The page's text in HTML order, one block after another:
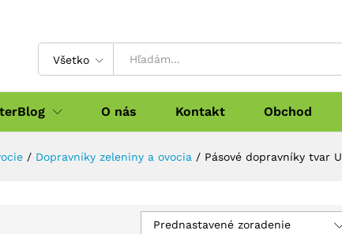
Všetko
O nás Kontakt Obchod
/ Dopravníky zeleniny a ovocia / Pásové dopravníky tvar U
Prednastavené zoradenie